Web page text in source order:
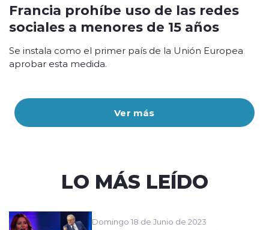
Ver más
Francia prohíbe uso de las redes
sociales a menores de 15 años
Se instala como el primer país de la Unión Europea
aprobar esta medida.
LO MÁS LEÍDO
Domingo 18 de Junio de 2023